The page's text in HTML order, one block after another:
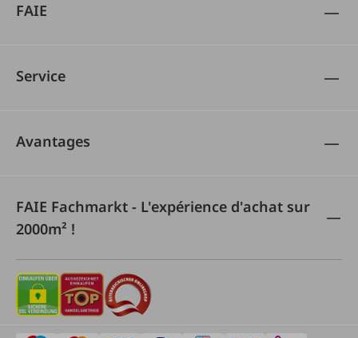
FAIE
Service
Avantages
FAIE Fachmarkt - L'expérience d'achat sur
2000m² !